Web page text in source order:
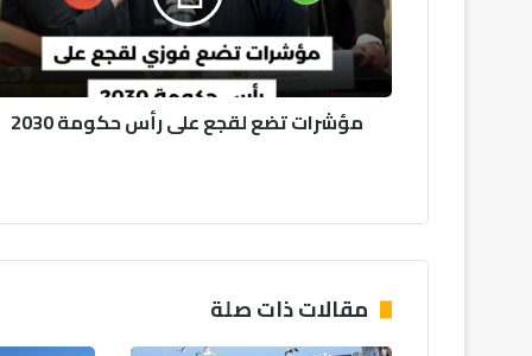
حكومة
2030
مؤشرات تضع لقجع على رأس حكومة 2030
مقالات ذات صلة